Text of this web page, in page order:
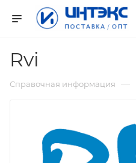
Rvi
Справочная информация —